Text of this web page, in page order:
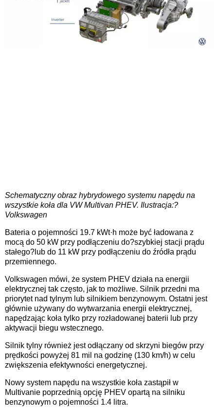
Schematyczny obraz hybrydowego systemu napędu na
wszystkie koła dla VW Multivan PHEV. Ilustracja:?
Volkswagen
Bateria o pojemności 19.7 kWt·h może być ładowana z
mocą do 50 kW przy podłączeniu do?szybkiej stacji prądu
stałego?lub do 11 kW przy podłączeniu do źródła prądu
przemiennego.
Volkswagen mówi, że system PHEV działa na energii
elektrycznej tak często, jak to możliwe. Silnik przedni ma
priorytet nad tylnym lub silnikiem benzynowym. Ostatni jest
głównie używany do wytwarzania energii elektrycznej,
napędzając koła tylko przy rozładowanej baterii lub przy
aktywacji biegu wstecznego.
Silnik tylny również jest odłączany od skrzyni biegów przy
prędkości powyżej 81 mil na godzinę (130 km/h) w celu
zwiększenia efektywności energetycznej.
Nowy system napędu na wszystkie koła zastąpił w
Multivanie poprzednią opcję PHEV opartą na silniku
benzynowym o pojemności 1.4 litra.